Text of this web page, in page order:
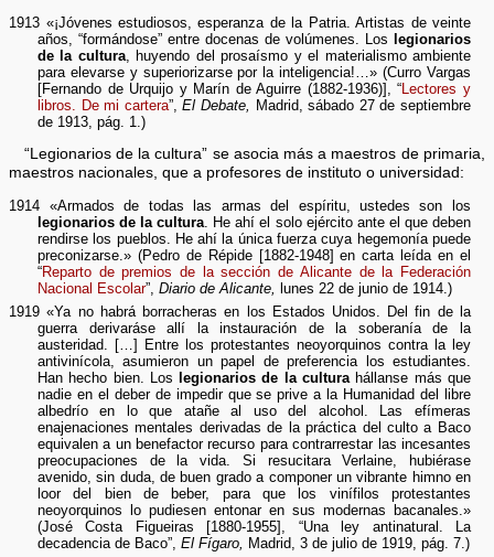
1913 «¡Jóvenes estudiosos, esperanza de la Patria. Artistas de veinte
años, “formándose” entre docenas de volúmenes. Los
legionarios
de la cultura, huyendo del prosaísmo y el materialismo ambiente
para elevarse y superiorizarse por la inteligencia!…» (Curro Vargas
[Fernando de Urquijo y Marín de Aguirre (1882-1936)], “ Lectores y
libros. De mi cartera”,El Debate,
Madrid, sábado 27 de septiembre
de 1913, pág. 1.)
“Legionarios de la cultura” se asocia más a maestros de primaria,
maestros nacionales, que a profesores de instituto o universidad:
1914 «Armados de todas las armas del espíritu, ustedes son los
legionarios de la cultura . He ahí el solo ejército ante el que deben
rendirse los pueblos. He ahí la única fuerza cuya hegemonía puede
preconizarse.» (Pedro de Répide [1882-1948] en carta leída en el
“Reparto de premios de la sección de Alicante de la Federación
Nacional Escolar”, Diario de Alicante,
lunes 22 de junio de 1914.)
1919 «Ya no habrá borracheras en los Estados Unidos. Del fin de la
guerra derivaráse allí la instauración de la soberanía de la
austeridad. […] Entre los protestantes neoyorquinos contra la ley
antivinícola, asumieron un papel de preferencia los estudiantes.
Han hecho bien. Los
legionarios de la culturahállanse más que
nadie en el deber de impedir que se prive a la Humanidad del libre
albedrío en lo que atañe al uso del alcohol. Las efímeras
enajenaciones mentales derivadas de la práctica del culto a Baco
equivalen a un benefactor recurso para contrarrestar las incesantes
preocupaciones de la vida. Si resucitara Verlaine, hubiérase
avenido, sin duda, de buen grado a componer un vibrante himno en
loor del bien de beber, para que los vinífilos protestantes
neoyorquinos lo pudiesen entonar en sus modernas bacanales.»
(José Costa Figueiras [1880-1955], “Una ley antinatural. La
decadencia de Baco”, El Fígaro, Madrid, 3 de julio de 1919, pág. 7.)